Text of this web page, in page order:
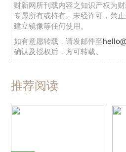
财新网所刊载内容之知识产权为
专属所有或持有。未经许可，禁
建立镜像等任何使用。
如有意愿转载，请发邮件至
确认及授权后，方可转载。
推荐阅读